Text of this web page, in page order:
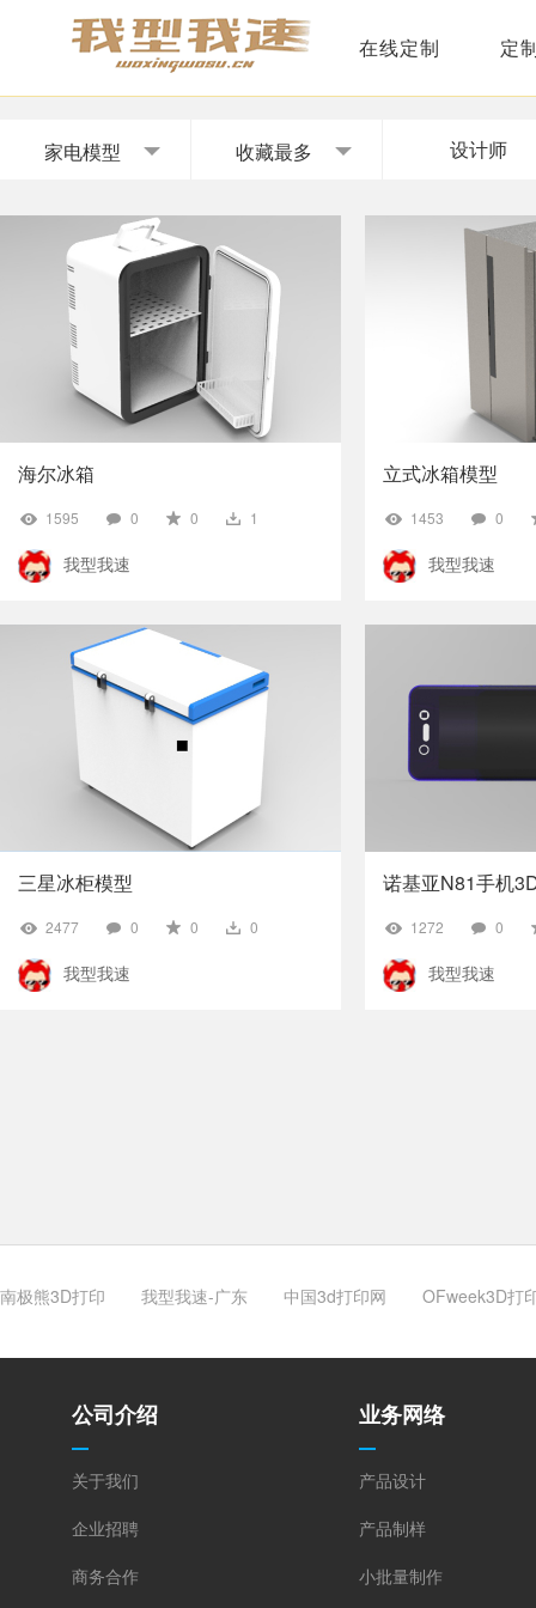
在线定制 定
家电模型 收藏最多 设计师
海尔冰箱
1595 0 0 1
我型我速
立式冰箱模型
1453 0
我型我速
三星冰柜模型
2477 0 0 0
我型我速
诺基亚N81手机
1272 0
我型我速
南极熊3D打印 我型我速-广东 中国3d打印网 OFweek3D打
公司介绍
关于我们
企业招聘
商务合作
业务网络
产品设计
产品制样
小批量制作